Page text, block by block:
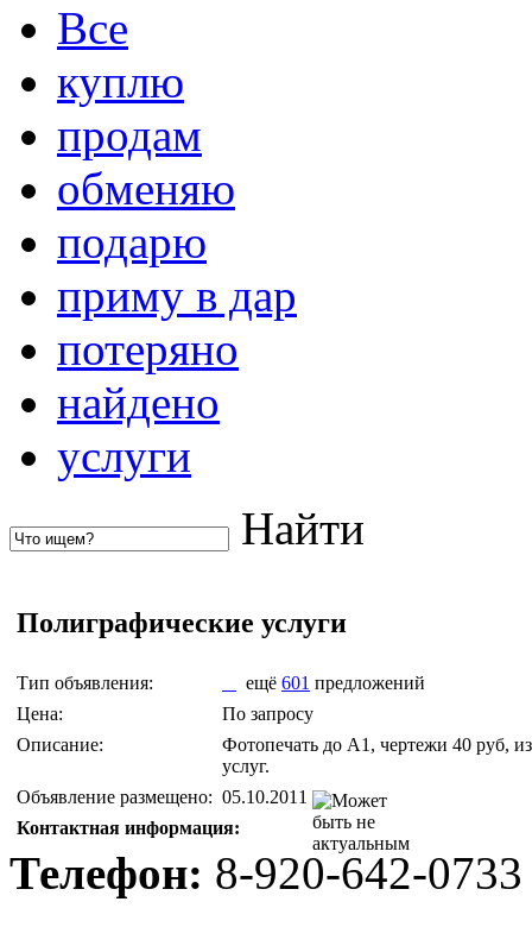
Все
куплю
продам
обменяю
подарю
приму в дар
потеряно
найдено
услуги
Найти
Полиграфические услуги
Тип объявления: ещё 601 предложений
Цена:
По запросу
Описание:
Фотопечать до А1, чертежи 40 руб,
услуг.
Объявление размещено: 05.10.2011
Контактная информация:
Телефон: 8-920-642-0733